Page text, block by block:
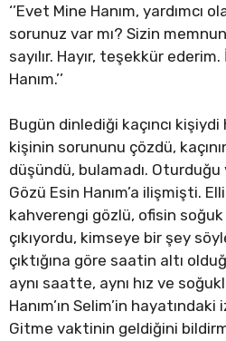
‘’Evet Mine Hanım, yardımcı
sorunuz var mı? Sizin
sayılır. Hayır, teşekkür
Hanım.’’
Bugün dinlediği kaçıncı kişiydi
kişinin sorununu çözdü,
düşündü, bulamadı.
Gözü Esin Hanım’a ilişmişti.
kahverengi gözlü, ofisin soğuk
çıkıyordu, kimseye bir şey
çıktığına göre saatin altı
aynı saatte, aynı hız ve
Hanım’ın Selim’in
Gitme vaktinin geldiğini